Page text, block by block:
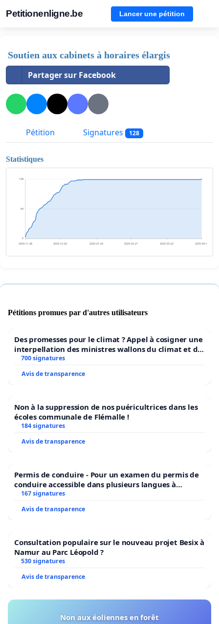
Petitionenligne.be Lancer une pétition
Soutien aux cabinets à horaires élargis
Partager sur Facebook
Pétition Signatures 128
Statistiques
0
64
128
2024-11-28 2024-12-26 2025-01-24 2025-02-21 2025-03-22 2025-04-19
Pétitions promues par d'autres utilisateurs
Des promesses pour le climat ? Appel à cosigner une
interpellation des ministres wallons du climat et de
l’environnement.
700 signatures
Avis de transparence
Non à la suppression de nos puéricultrices dans les
écoles communale de Flémalle !
184 signatures
Avis de transparence
Permis de conduire - Pour un examen du permis de
conduire accessible dans plusieurs langues à
Bruxelles
167 signatures
Avis de transparence
Consultation populaire sur le nouveau projet Besix à
Namur au Parc Léopold ?
530 signatures
Avis de transparence
Non aux éoliennes en forêt